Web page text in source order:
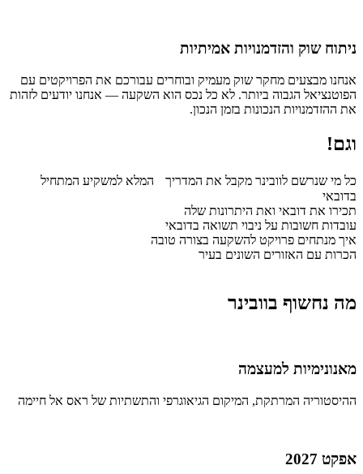
ניתוח שוק והזדמנויות אמיתיות
אנחנו מבצעים מחקר שוק מעמיק ובוחרים עבורכם את הפרויקטים עם
הפוטנציאל הגבוה ביותר. לא כל נכס הוא השקעה — אנחנו יודעים לזהות
את ההזדמנויות הנכונות בזמן הנכון.
וגם!
כל מי שנרשם לוובינר מקבל את המדריך המלא למשקיע המתחיל
בדובאי
תכירו את דובאי ואת היתרונות שלה
עובדות חשובות על ניבוי תשואה בדובאי
איך מנתחים פרויקט להשקעה בצורה טובה
הכרות עם האזורים השונים בעיר
מה נחשוף בוובינר
מאנונימיות למעצמה
ההיסטוריה המרתקת, המיקום הגיאוגרפי והתשתיות של ראס אל חיימה
אפקט 2027